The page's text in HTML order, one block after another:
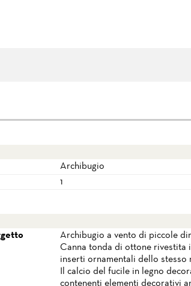
Archibugio
1
Archibugio a vento di piccole
Canna tonda di ottone rivestita
inserti ornamentali dello stesso
Il calcio del fucile in legno
contenenti elementi decorativi